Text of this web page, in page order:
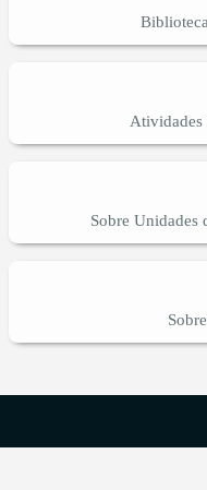
Atividades
Sobre Unidades